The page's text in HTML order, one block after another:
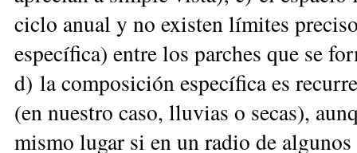
ciclo anual y no existen límites
específica) entre los parches que se
d) la composición específica es
(en nuestro caso, lluvias o secas),
mismo lugar si en un radio de